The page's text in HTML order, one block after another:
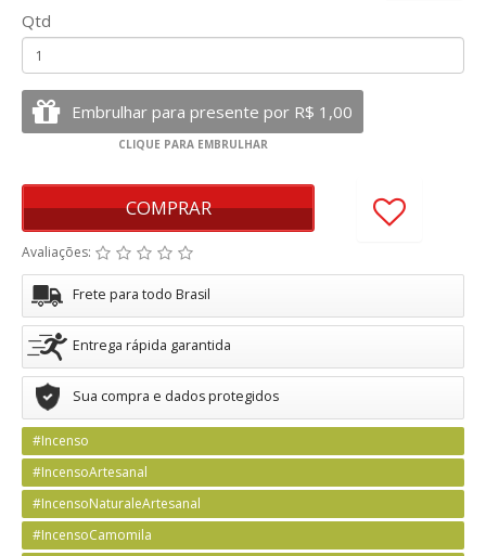
Qtd
COMPRAR
Avaliações:
Frete para todo Brasil
Entrega rápida garantida
Sua compra e dados protegidos
#Incenso
#IncensoArtesanal
#IncensoNaturaleArtesanal
#IncensoCamomila